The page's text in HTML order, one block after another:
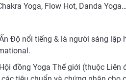
Yoga, Flow Hot, Danda Yoga…
Độ nổi tiếng & là người sáng lập
đồng Yoga Thế giới (thuộc Liên